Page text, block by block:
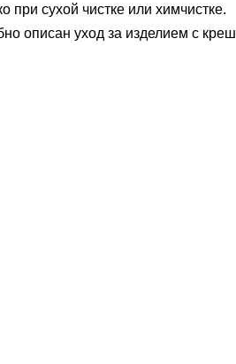
при сухой чистке или химчистке.
описан уход за изделием с креш